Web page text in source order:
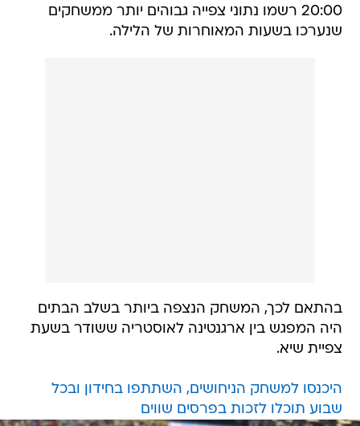
20:00 רשמו נתוני צפייה גבוהים יותר ממשחקים
שנערכו בשעות המאוחרות של הלילה.
בהתאם לכך, המשחק הנצפה ביותר בשלב הבתים
היה המפגש בין ארגנטינה לאוסטריה ששודר בשעת
צפיית שיא.
היכנסו למשחק הניחושים, השתתפו בחידון ובכל
שבוע תוכלו לזכות בפרסים שווים